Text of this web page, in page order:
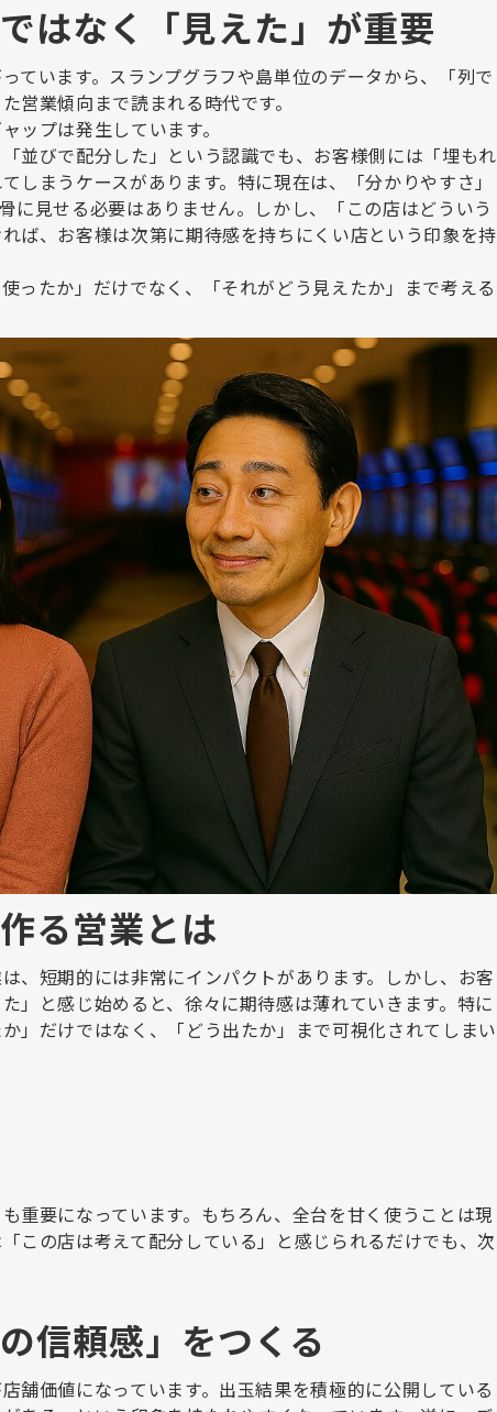
はなく「見えた」が重要
ています。スランプグラフや島単位のデータから、「列で
営業傾向まで読まれる時代です。
ップは発生しています。
並びで配分した」という認識でも、お客様側には「埋もれ
しまうケースがあります。特に現在は、「分かりやすさ」
に見せる必要はありません。しかし、「この店はどういう
ば、お客様は次第に期待感を持ちにくい店という印象を持
ったか」だけでなく、「それがどう見えたか」まで考える
る営業とは
、短期的には非常にインパクトがあります。しかし、お客
」と感じ始めると、徐々に期待感は薄れていきます。特に
」だけではなく、「どう出たか」まで可視化されてしまい
重要になっています。もちろん、全台を甘く使うことは現
この店は考えて配分している」と感じられるだけでも、次
信頼感」をつくる
舗価値になっています。出玉結果を積極的に公開している